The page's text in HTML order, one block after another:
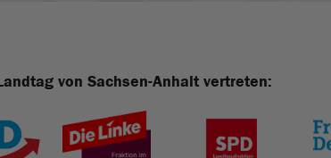
von Sachsen-Anhalt vertreten: